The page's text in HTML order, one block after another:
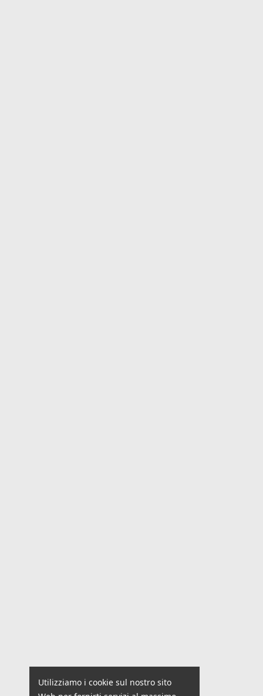
Utilizziamo i cookie sul nostro sito